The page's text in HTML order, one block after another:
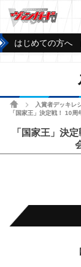
はじめての方へ
ホーム 入賞者デッキレ
「国家王」決定戦！ 10
「国家王」決